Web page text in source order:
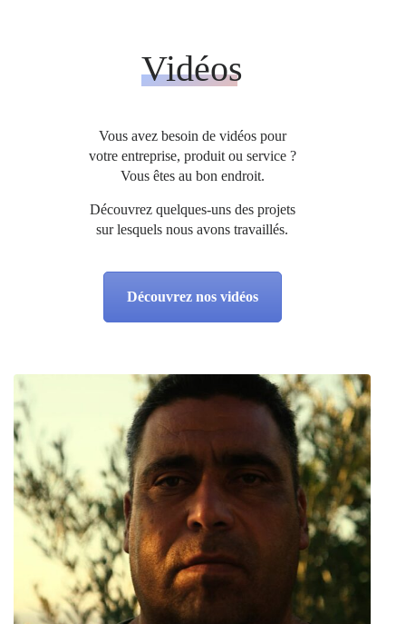
Vidéos
Vous avez besoin de vidéos pour
votre entreprise, produit ou service ?
Vous êtes au bon endroit.
Découvrez quelques-uns des projets
sur lesquels nous avons travaillés.
Découvrez nos vidéos